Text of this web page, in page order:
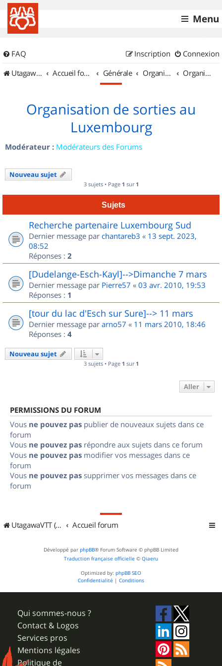
Menu
FAQ Connexion
Inscription
UtagawaVTT (Randos VTT et VTTAE avec traces GPS)
Accueil forum Générale Organisation de sorties & Recherche de partenaires Organisation de sorties au Luxembourg
Organisation de sorties au
Luxembourg
Modérateur : Modérateurs des Forums
Nouveau sujet
3 sujets • Page 1 sur 1
Sujets
Recherche partenaire Luxembourg Sud
Dernier message par chantareb3 « 13 sept. 2023,
08:52
Réponses : 2
[Dudelange-Esch-Kayl]-->Dimanche 7 mars
Dernier message par Pierre57 « 03 avr. 2010, 19:53
Réponses : 1
[tour du lac d'Esch sur Sure]--> 11 mars
Dernier message par arno57 « 11 mars 2010, 18:46
Réponses : 4
Nouveau sujet
3 sujets • Page 1 sur 1
Aller
PERMISSIONS DU FORUM
Vous ne pouvez pas publier de nouveaux sujets dans ce
forum
Vous ne pouvez pas répondre aux sujets dans ce forum
Vous ne pouvez pas modifier vos messages dans ce
forum
Vous ne pouvez pas supprimer vos messages dans ce
forum
UtagawaVTT (Randos VTT et VTTAE avec traces GPS) Accueil forum
Développé par phpBB® Forum Software © phpBB Limited
Traduction française officielle © Qiaeru
Optimized by: phpBB SEO
Confidentialité | Conditions
Qui sommes-nous ?
Contact & Logos
Services pros
Mentions légales
Politique de